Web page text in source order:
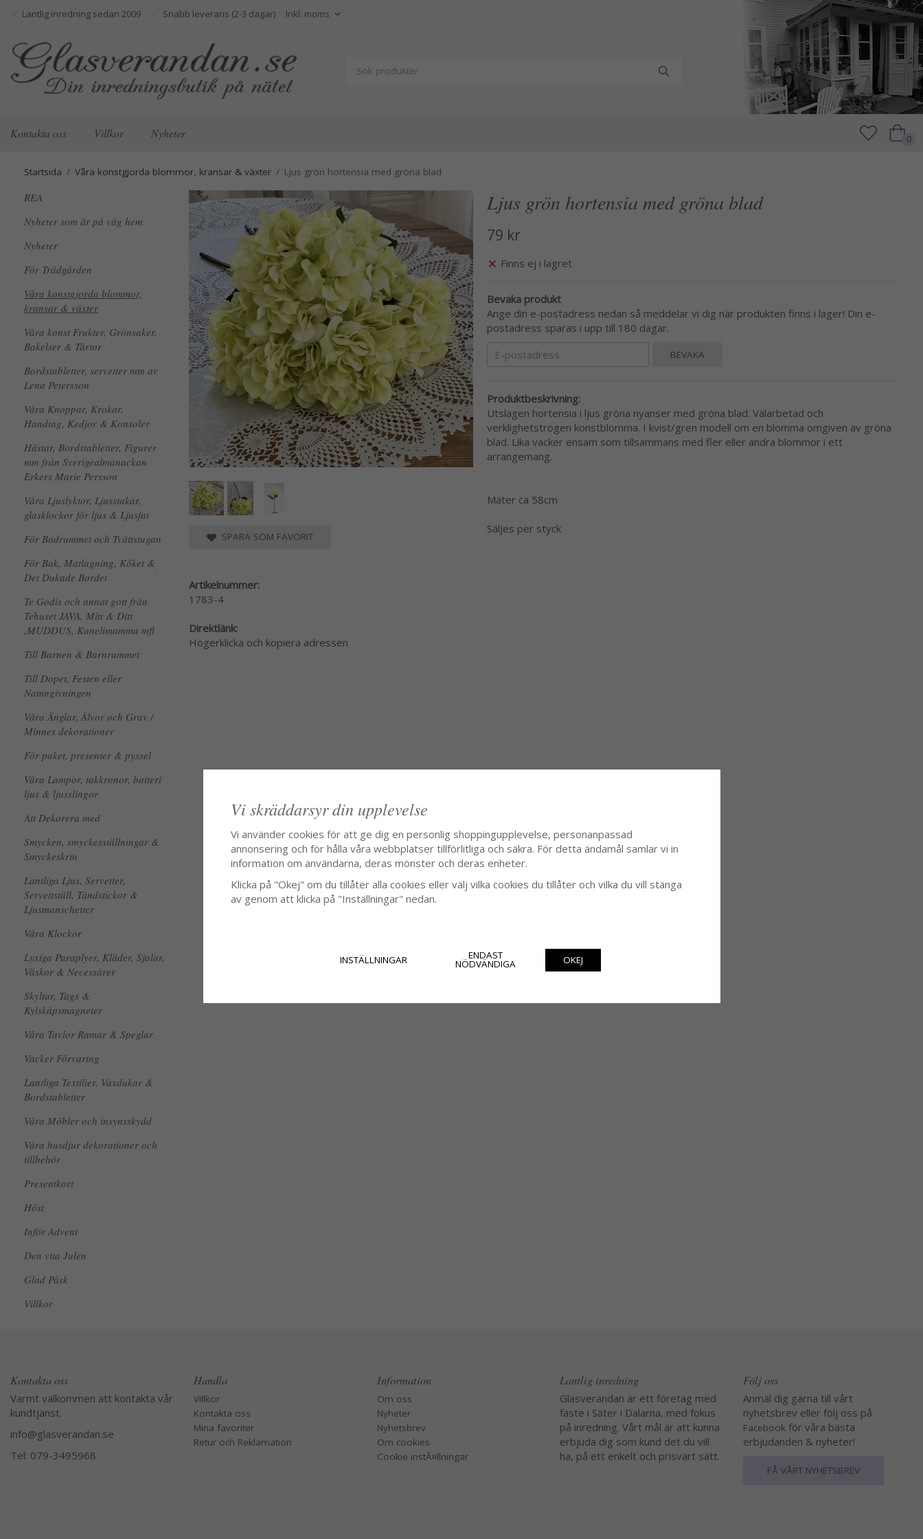
Lantlig inredning sedan 2009 Snabb leverans (2-3 dagar)
Kontakta oss Villkor Nyheter 0
Startsida / Våra konstgjorda blommor, kransar & växter / Ljus grön hortensia med gröna blad
REA
Nyheter som är på väg hem
Nyheter
För Trädgården
Våra konstgjorda blommor,
kransar & växter
Våra konst Frukter, Grönsaker,
Bakelser & Tårtor
Bordstabletter, servetter mm av
Lena Petersson
Våra Knoppar, Krokar,
Handtag, Kedjor & Konsoler
Hästar, Bordstabletter, Figurer
mm från Sverigealmanackan
Erkers Marie Persson
Våra Ljuslyktor, Ljusstakar,
glasklockor för ljus & Ljusfat
För Badrummet och Tvättstugan
För Bak, Matlagning, Köket &
Det Dukade Bordet
Te Godis och annat gott från
Tehuset JAVA, Mitt & Ditt
,MUDDUS, Kanelimamma mfl
Till Barnen & Barnrummet
Till Dopet, Festen eller
Namngivningen
Våra Änglar, Älvor och Grav /
Minnes dekorationer
För paket, presenter & pyssel
Våra Lampor, takkronor, batteri
ljus & ljusslingor
Att Dekorera med
Smycken, smyckesställningar &
Smyckeskrin
Lantliga Ljus, Servetter,
Servettställ, Tändstickor &
Ljusmanschetter
Våra Klockor
Lyxiga Paraplyer, Kläder, Sjalar,
Väskor & Necessärer
Skyltar, Tags &
Kylskåpsmagneter
Våra Tavlor Ramar & Speglar
Vacker Förvaring
Lantliga Textilier, Vaxdukar &
Bordstabletter
Våra Möbler och insynsskydd
Våra husdjur dekorationer och
tillbehör
Presentkort
Höst
Inför Advent
Den vita Julen
Glad Påsk
Villkor
Ljus grön hortensia med gröna blad
79 kr
Finns ej i lagret
Bevaka produkt
Ange din e-postadress nedan så meddelar vi dig när produkten finns i lager! Din e-
postadress sparas i upp till 180 dagar.
BEVAKA
Produktbeskrivning:
Utslagen hortensia i ljus gröna nyanser med gröna blad. Välarbetad och
verklighetstrogen konstblomma. I kvist/gren modell om en blomma omgiven av gröna
blad. Lika vacker ensam som tillsammans med fler eller andra blommor i ett
arrangemang.
Mäter ca 58cm
Säljes per styck
SPARA SOM FAVORIT
Artikelnummer:
1783-4
Direktlänk:
Högerklicka och kopiera adressen
Kontakta oss
Varmt välkommen att kontakta vår
kundtjänst.
info@glasverandan.se
Tel: 079-3495968
Handla
Villkor
Kontakta oss
Mina favoriter
Retur och Reklamation
Information
Om oss
Nyheter
Nyhetsbrev
Om cookies
Cookie instÃ¤llningar
Lantlig inredning
Glasverandan är ett företag med
fäste i Säter i Dalarna, med fokus
på inredning. Vårt mål är att kunna
erbjuda dig som kund det du vill
ha, på ett enkelt och prisvärt sätt.
Följ oss
Anmäl dig gärna till vårt
nyhetsbrev eller följ oss på
Facebook för våra bästa
erbjudanden & nyheter!
FÅ VÅRT NYHETSBREV
Vi skräddarsyr din upplevelse
Vi använder cookies för att ge dig en personlig shoppingupplevelse, personanpassad
annonsering och för hålla våra webbplatser tillförlitliga och säkra. För detta ändamål samlar vi in
information om användarna, deras mönster och deras enheter.
Klicka på "Okej" om du tillåter alla cookies eller välj vilka cookies du tillåter och vilka du vill stänga
av genom att klicka på "Inställningar" nedan.
INSTÄLLNINGAR ENDAST
NÖDVÄNDIGA OKEJ